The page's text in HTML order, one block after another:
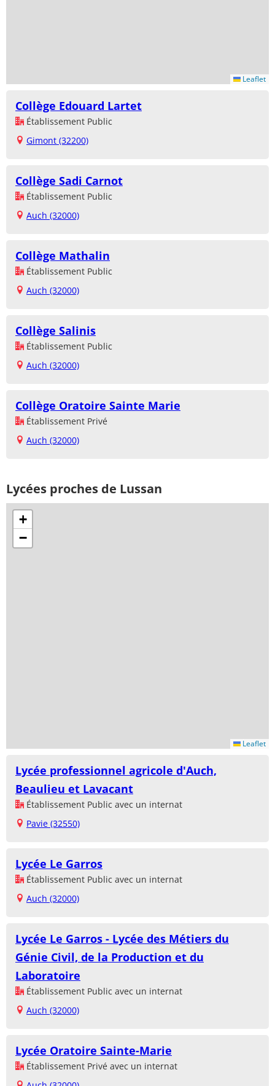
Leaflet
Collège Edouard Lartet
Établissement Public
Gimont (32200)
Collège Sadi Carnot
Établissement Public
Auch (32000)
Collège Mathalin
Établissement Public
Auch (32000)
Collège Salinis
Établissement Public
Auch (32000)
Collège Oratoire Sainte Marie
Établissement Privé
Auch (32000)
Lycées proches de Lussan
+
−
Leaflet
Lycée professionnel agricole d'Auch,
Beaulieu et Lavacant
Établissement Public avec un internat
Pavie (32550)
Lycée Le Garros
Établissement Public avec un internat
Auch (32000)
Lycée Le Garros - Lycée des Métiers du
Génie Civil, de la Production et du
Laboratoire
Établissement Public avec un internat
Auch (32000)
Lycée Oratoire Sainte-Marie
Établissement Privé avec un internat